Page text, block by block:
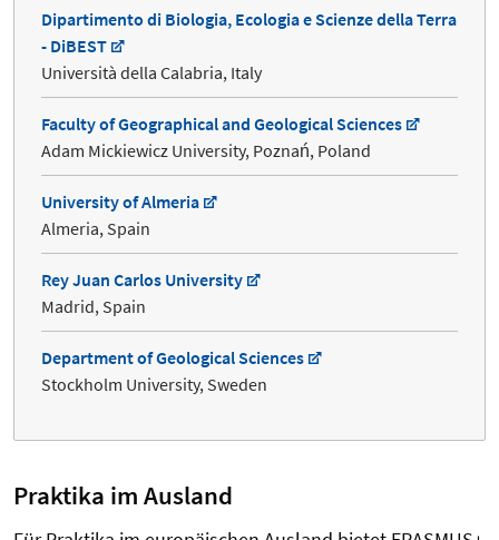
Dipartimento di Biologia, Ecologia e Scienze della Terra
- DiBEST
Università della Calabria, Italy
Faculty of Geographical and Geological Sciences
Adam Mickiewicz University, Poznań, Poland
University of Almeria
Almeria, Spain
Rey Juan Carlos University
Madrid, Spain
Department of Geological Sciences
Stockholm University, Sweden
Praktika im Ausland